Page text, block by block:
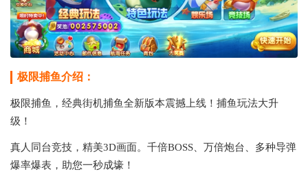
极限捕鱼介绍：
极限捕鱼，经典街机捕鱼全新版本震撼上线！捕鱼玩法大升
级！
真人同台竞技，精美3D画面。千倍BOSS、万倍炮台、多种导弹
爆率爆表，助您一秒成壕！